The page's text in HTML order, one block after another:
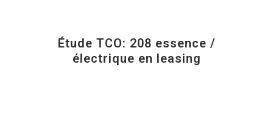
Étude TCO: 208 essence /
électrique en leasing